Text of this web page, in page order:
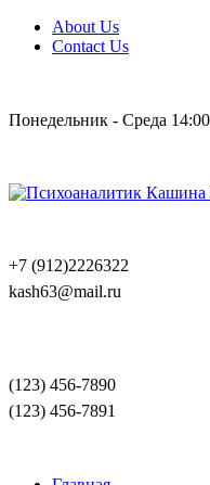
About Us
Contact Us
Понедельник - Среда
+7 (912)2226322
kash63@mail.ru
(123) 456-7890
(123) 456-7891